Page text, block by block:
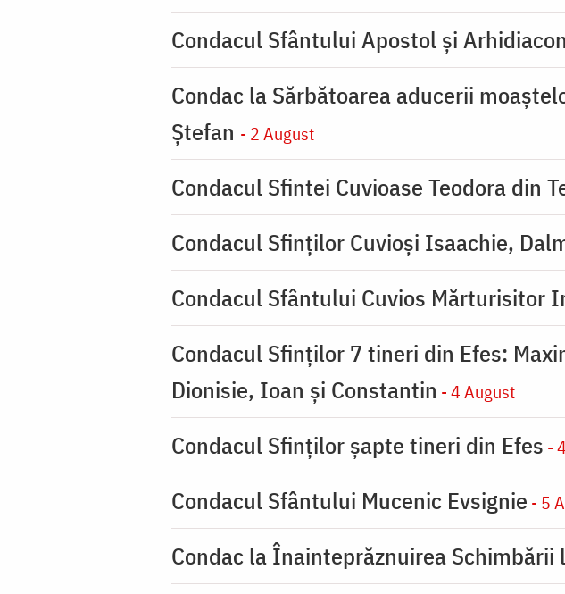
Condacul Sfântului Apostol și
Condac la Sărbătoarea aducerii
Ştefan - 2 August
Condacul Sfintei Cuvioase Teodora din
Condacul Sfinţilor Cuvioşi Isaachie,
Condacul Sfântului Cuvios Mărturisitor
Condacul Sfinţilor 7 tineri din Efes:
Dionisie, Ioan şi Constantin - 4 August
Condacul Sfinţilor şapte tineri din Efes -
Condacul Sfântului Mucenic Evsignie - 5
Condac la Înainteprăznuirea Schimbării